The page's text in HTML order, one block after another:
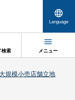
Language
検索 メニュー
大規模小売店舗立地